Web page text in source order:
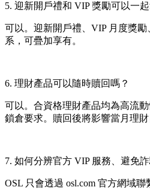
5. 迎新開戶禮和 VIP 獎勵可以一起
可以。迎新開戶禮、VIP 月度獎
系，可疊加享有。
6. 理財產品可以隨時贖回嗎？
可以。合資格理財產品均為高流
鎖倉要求。贖回後將影響當月理財
7. 如何分辨官方 VIP 服務、避免詐
OSL 只會透過 osl.com 官方網域